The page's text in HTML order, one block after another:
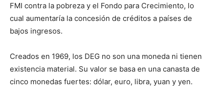
FMI contra la pobreza y el Fondo para Crecimiento, lo
cual aumentaría la concesión de créditos a países de
bajos ingresos.
Creados en 1969, los DEG no son una moneda ni tienen
existencia material. Su valor se basa en una canasta de
cinco monedas fuertes: dólar, euro, libra, yuan y yen.